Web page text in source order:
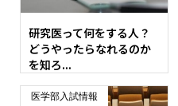
研究医って何をする人？
どうやったらなれるのか
を知ろ...
医学部入試情報